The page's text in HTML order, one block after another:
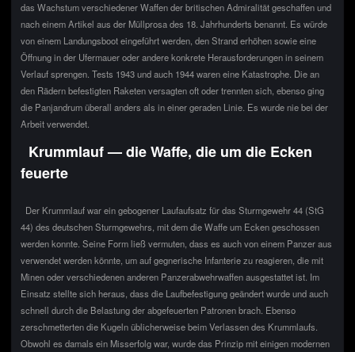
das Wachstum verschiedener Waffen der britischen Admiralität geschaffen und
nach einem Artikel aus der Müllprosa des 18. Jahrhunderts benannt. Es würde
von einem Landungsboot eingeführt werden, den Strand erhöhen sowie eine
Öffnung in der Ufermauer oder andere konkrete Herausforderungen in seinem
Verlauf sprengen. Tests 1943 und auch 1944 waren eine Katastrophe. Die an
den Rädern befestigten Raketen versagten oft oder trennten sich, ebenso ging
die Panjandrum überall anders als in einer geraden Linie. Es wurde nie bei der
Arbeit verwendet.
Krummlauf — die Waffe, die um die Ecken
feuerte
Der Krummlauf war ein gebogener Laufaufsatz für das Sturmgewehr 44 (StG
44) des deutschen Sturmgewehrs, mit dem die Waffe um Ecken geschossen
werden konnte. Seine Form ließ vermuten, dass es auch von einem Panzer aus
verwendet werden könnte, um auf gegnerische Infanterie zu reagieren, die mit
Minen oder verschiedenen anderen Panzerabwehrwaffen ausgestattet ist. Im
Einsatz stellte sich heraus, dass die Laufbefestigung geändert wurde und auch
schnell durch die Belastung der abgefeuerten Patronen brach. Ebenso
zerschmetterten die Kugeln üblicherweise beim Verlassen des Krummlaufs.
Obwohl es damals ein Misserfolg war, wurde das Prinzip mit einigen modernen